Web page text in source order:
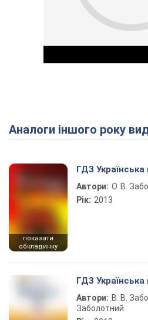
Аналоги іншого року
показати
обкладинку
ГДЗ
Автори: О. В.
Рік: 2013
ГДЗ
Автори: В. В.
Заболотний